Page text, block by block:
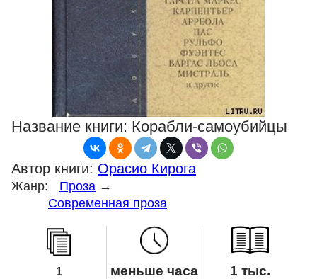
Название книги: Корабли-самоубийцы
Автор книги: Орасио Кирога
Жанр: Проза →
Современная проза
1
меньше часа 1 тыс.